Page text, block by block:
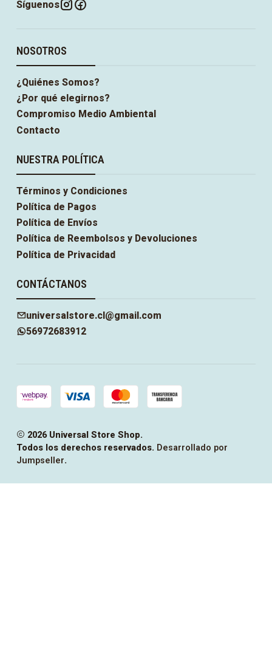
Síguenos
NOSOTROS
¿Quiénes Somos?
¿Por qué elegirnos?
Compromiso Medio Ambiental
Contacto
NUESTRA POLÍTICA
Términos y Condiciones
Política de Pagos
Política de Envíos
Política de Reembolsos y Devoluciones
Política de Privacidad
CONTÁCTANOS
universalstore.cl@gmail.com
56972683912
2026 Universal Store Shop.
Todos los derechos reservados. Desarrollado por
Jumpseller.